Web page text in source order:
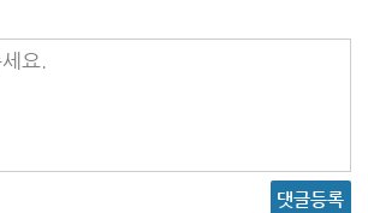
요.
댓글등록